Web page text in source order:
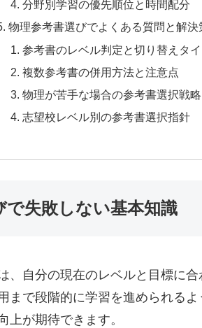
分野別学習の優先順位と時間配分
物理参考書選びでよくある質問と解決
参考書のレベル判定と切り替えタ
複数参考書の併用方法と注意点
物理が苦手な場合の参考書選択戦略
志望校レベル別の参考書選択指針
で失敗しない基本知識
、自分の現在のレベルと目標に
まで段階的に学習を進められる
上が期待できます。